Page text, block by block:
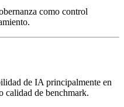
como control
de IA principalmente en
calidad de benchmark.